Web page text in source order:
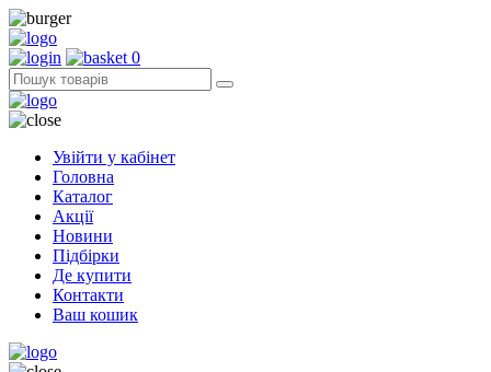
0
Увійти у кабінет
Головна
Каталог
Акції
Новини
Підбірки
Де купити
Контакти
Ваш кошик